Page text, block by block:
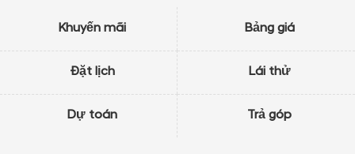
Khuyến mãi Bảng giá
Đặt lịch Lái thử
Dự toán Trả góp